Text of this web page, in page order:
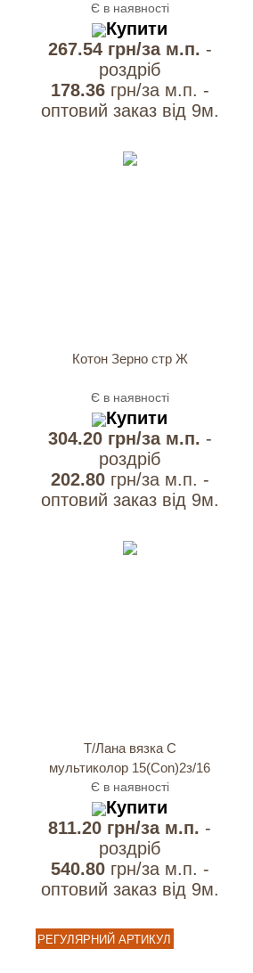
Є в наявності
Купити
267.54 грн/за м.п. -
роздрiб
178.36 грн/за м.п. -
оптовий заказ вiд 9м.
Котон Зерно стр Ж
Є в наявності
Купити
304.20 грн/за м.п. -
роздрiб
202.80 грн/за м.п. -
оптовий заказ вiд 9м.
Т/Лана вязка С
мультиколор 15(Con)2з/16
Є в наявності
Купити
811.20 грн/за м.п. -
роздрiб
540.80 грн/за м.п. -
оптовий заказ вiд 9м.
РЕГУЛЯРНИЙ АРТИКУЛ